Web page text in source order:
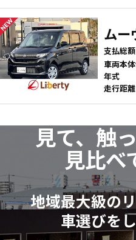
ムー
支払総額
車両本
年式
走行距離
見て、触
見比べ
地域最大級の
車選びを